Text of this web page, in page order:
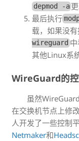
depmod -a
最后执行
载，如果没
wireguard
其他Linux系
WireGuard的
虽然
在交换机节点上修
人开发了一些控制
Netmaker和